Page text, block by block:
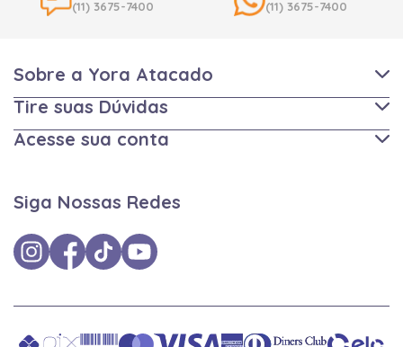
(11) 3675-7400
(11) 3675-7400
Sobre a Yora Atacado
Tire suas Dúvidas
Acesse sua conta
Siga Nossas Redes